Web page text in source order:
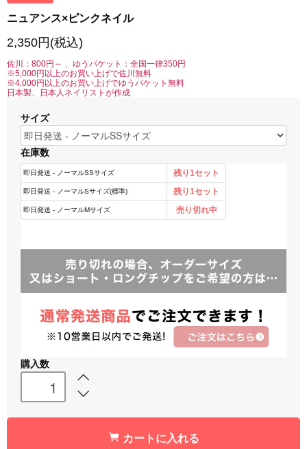
ニュアンス×ピンクネイル
2,350円(税込)
佐川：800円～ 、ゆうパケット：全国一律350円
※5,000円以上のお買い上げで佐川無料
※4,000円以上のお買い上げでゆうパケット無料
日本製、日本人ネイリストが作成
サイズ
在庫数
購入数
カートに入れる